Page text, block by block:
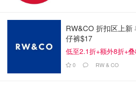
RW&CO 折扣区上新
仔裤$17
低至2.1折+额外8折+
0 RW & CO